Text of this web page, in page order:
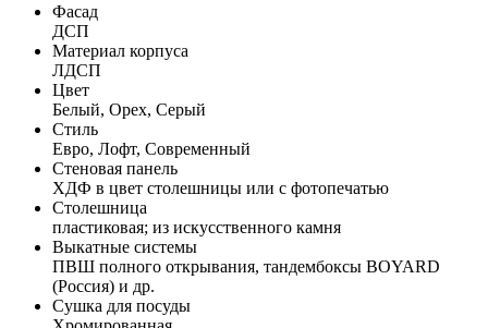
Фасад
ДСП
Материал корпуса
ЛДСП
Цвет
Белый, Орех, Серый
Стиль
Евро, Лофт, Современный
Стеновая панель
ХДФ в цвет столешницы или с фотопечатью
Столешница
пластиковая; из искусственного камня
Выкатные системы
ПВШ полного открывания, тандембоксы BOYARD
(Россия) и др.
Сушка для посуды